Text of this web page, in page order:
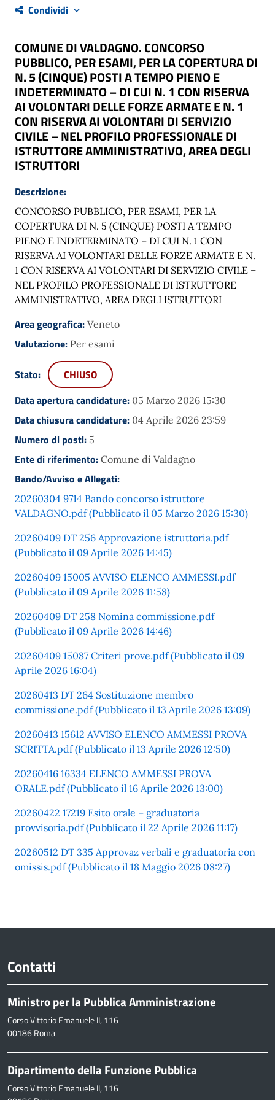
Condividi
COMUNE DI VALDAGNO. CONCORSO
PUBBLICO, PER ESAMI, PER LA COPERTURA DI
N. 5 (CINQUE) POSTI A TEMPO PIENO E
INDETERMINATO – DI CUI N. 1 CON RISERVA
AI VOLONTARI DELLE FORZE ARMATE E N. 1
CON RISERVA AI VOLONTARI DI SERVIZIO
CIVILE – NEL PROFILO PROFESSIONALE DI
ISTRUTTORE AMMINISTRATIVO, AREA DEGLI
ISTRUTTORI
Descrizione:
CONCORSO PUBBLICO, PER ESAMI, PER LA
COPERTURA DI N. 5 (CINQUE) POSTI A TEMPO
PIENO E INDETERMINATO – DI CUI N. 1 CON
RISERVA AI VOLONTARI DELLE FORZE ARMATE E N.
1 CON RISERVA AI VOLONTARI DI SERVIZIO CIVILE –
NEL PROFILO PROFESSIONALE DI ISTRUTTORE
AMMINISTRATIVO, AREA DEGLI ISTRUTTORI
Area geografica: Veneto
Valutazione: Per esami
Stato:
CHIUSO
Data apertura candidature: 05 Marzo 2026 15:30
Data chiusura candidature: 04 Aprile 2026 23:59
Numero di posti: 5
Ente di riferimento: Comune di Valdagno
Bando/Avviso e Allegati:
20260304 9714 Bando concorso istruttore
VALDAGNO.pdf (Pubblicato il 05 Marzo 2026 15:30)
20260409 DT 256 Approvazione istruttoria.pdf
(Pubblicato il 09 Aprile 2026 14:45)
20260409 15005 AVVISO ELENCO AMMESSI.pdf
(Pubblicato il 09 Aprile 2026 11:58)
20260409 DT 258 Nomina commissione.pdf
(Pubblicato il 09 Aprile 2026 14:46)
20260409 15087 Criteri prove.pdf (Pubblicato il 09
Aprile 2026 16:04)
20260413 DT 264 Sostituzione membro
commissione.pdf (Pubblicato il 13 Aprile 2026 13:09)
20260413 15612 AVVISO ELENCO AMMESSI PROVA
SCRITTA.pdf (Pubblicato il 13 Aprile 2026 12:50)
20260416 16334 ELENCO AMMESSI PROVA
ORALE.pdf (Pubblicato il 16 Aprile 2026 13:00)
20260422 17219 Esito orale – graduatoria
provvisoria.pdf (Pubblicato il 22 Aprile 2026 11:17)
20260512 DT 335 Approvaz verbali e graduatoria con
omissis.pdf (Pubblicato il 18 Maggio 2026 08:27)
Contatti
Ministro per la Pubblica Amministrazione
Corso Vittorio Emanuele II, 116
00186 Roma
Dipartimento della Funzione Pubblica
Corso Vittorio Emanuele II, 116